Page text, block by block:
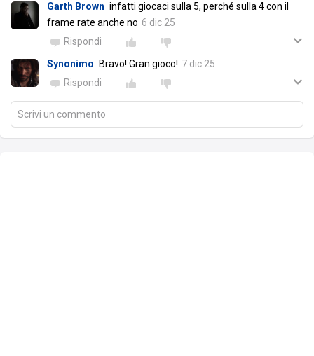
Garth Brown infatti giocaci sulla 5, perché sulla 4 con il
frame rate anche no 6 dic 25
Rispondi
Synonimo
Bravo! Gran gioco! 7 dic 25
Rispondi
Scrivi un commento